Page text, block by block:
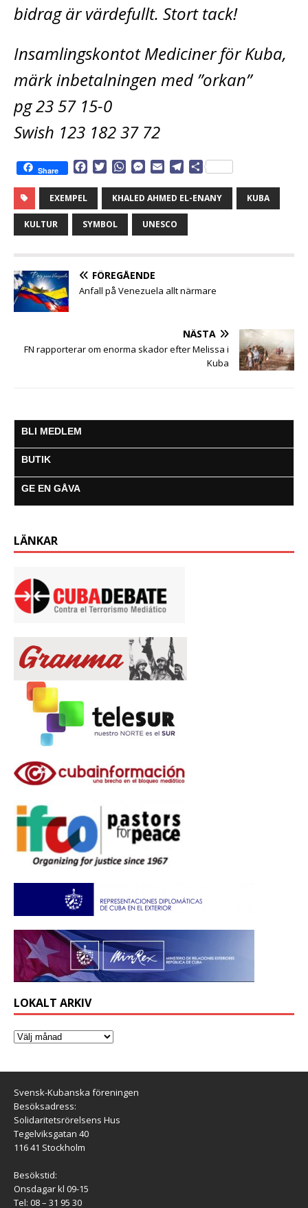
bidrag är värdefullt. Stort tack!
Insamlingskontot Mediciner för Kuba,
märk inbetalningen med ”orkan”
pg 23 57 15-0
Swish 123 182 37 72
Share
e
b
o
t
t
e
W
a
t
A
M
s
s
e
n
r
a
i
l
l
e
r
D
l
a
EXEMPEL KHALED AHMED EL-ENANY KUBA
KULTUR SYMBOL UNESCO
FÖREGÅENDE
Anfall på Venezuela allt närmare
NÄSTA
FN rapporterar om enorma skador efter Melissa i
Kuba
BLI MEDLEM
BUTIK
GE EN GÅVA
LÄNKAR
LOKALT ARKIV
Svensk-Kubanska föreningen
Besöksadress:
Solidaritetsrörelsens Hus
Tegelviksgatan 40
116 41 Stockholm
Besökstid:
Onsdagar kl 09-15
Tel: 08 – 31 95 30